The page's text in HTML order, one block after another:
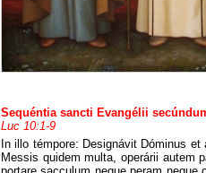
Sequéntia sancti Evangélii
Luc 10:1-9
In illo témpore: Designávit Dóminus
Messis quidem multa, operárii autem